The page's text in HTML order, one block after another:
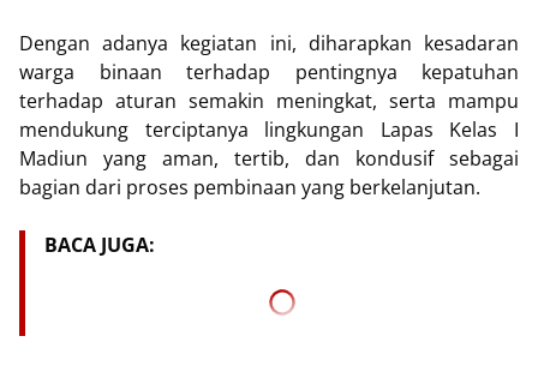
Dengan adanya kegiatan ini, diharapkan kesadaran
warga binaan terhadap pentingnya kepatuhan
terhadap aturan semakin meningkat, serta mampu
mendukung terciptanya lingkungan Lapas Kelas I
Madiun yang aman, tertib, dan kondusif sebagai
bagian dari proses pembinaan yang berkelanjutan.
BACA JUGA: